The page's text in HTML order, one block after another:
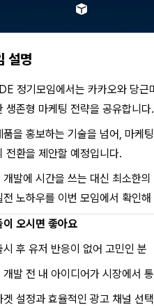
설명
정기모임에서는 카카오와 당
생존형 마케팅 전략을 공유합니다.
품을 홍보하는 기술을 넘어, 마케
전환을 제안할 예정입니다.
개발에 시간을 쓰는 대신 최소한
전 노하우를 이번 모임에서 확인해
이 오시면 좋아요
시 후 유저 반응이 없어 고민인 분
개발 전 내 아이디어가 시장에서
겟 설정과 효율적인 광고 채널 선